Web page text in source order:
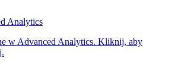
Analytics
w Advanced Analytics. Kliknij, aby